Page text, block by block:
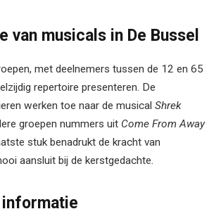
van musicals in De Bussel
met deelnemers tussen de 12 en 65
repertoire presenteren. De
werken toe naar de musical Shrek
groepen nummers uit Come From Away
stuk benadrukt de kracht van
aansluit bij de kerstgedachte.